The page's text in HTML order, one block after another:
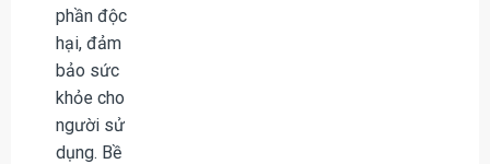
phần độc
hại, đảm
bảo sức
khỏe cho
người sử
dụng. Bề